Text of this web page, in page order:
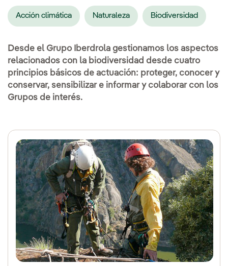
Acción climática Naturaleza Biodiversidad
Desde el Grupo Iberdrola gestionamos los aspectos
relacionados con la biodiversidad desde cuatro
principios básicos de actuación: proteger, conocer y
conservar, sensibilizar e informar y colaborar con los
Grupos de interés.